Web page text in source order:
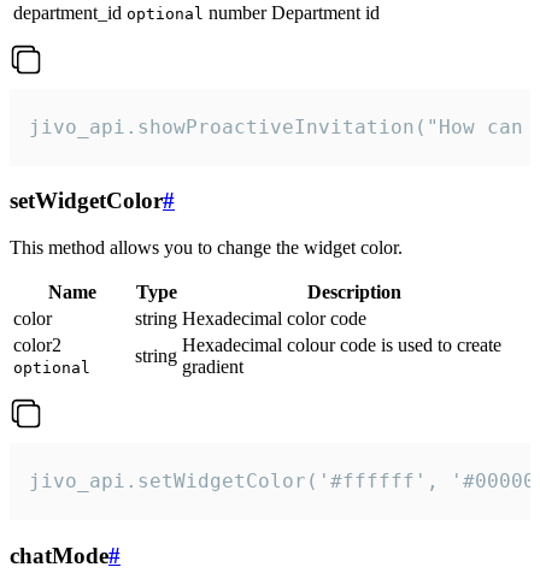
department_id optional number Department id
jivo_api.showProactiveInvitation("How
setWidgetColor#
This method allows you to change the widget color.
Name Type
Description
color
string Hexadecimal color code
color2
optional
string
Hexadecimal colour code is used to create
gradient
jivo_api.setWidgetColor('#ffffff',
chatMode#